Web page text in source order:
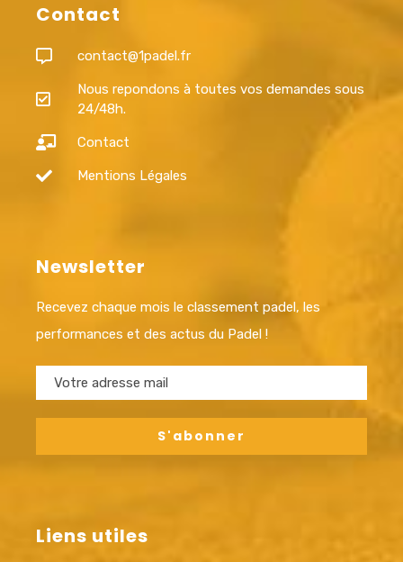
Contact
contact@1padel.fr
Nous repondons à toutes vos demandes sous
24/48h.
Contact
Mentions Légales
Newsletter
Recevez chaque mois le classement padel, les
performances et des actus du Padel !
Liens utiles